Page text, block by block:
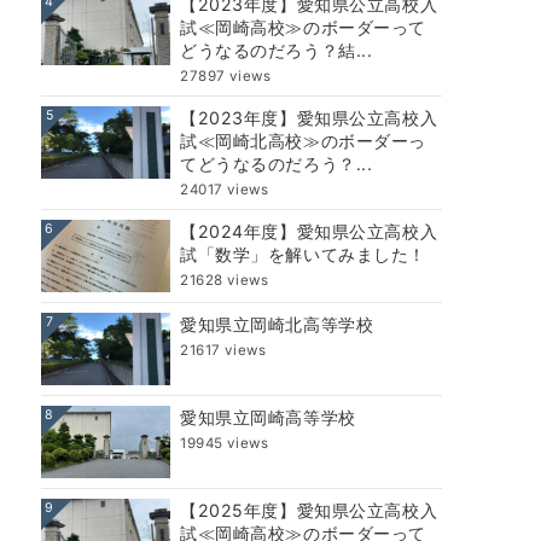
【2023年度】愛知県公立高校入
試≪岡崎高校≫のボーダーって
どうなるのだろう？結...
27897 views
5
【2023年度】愛知県公立高校入
試≪岡崎北高校≫のボーダーっ
てどうなるのだろう？...
24017 views
6
【2024年度】愛知県公立高校入
試「数学」を解いてみました！
21628 views
7 愛知県立岡崎北高等学校
21617 views
8 愛知県立岡崎高等学校
19945 views
9
【2025年度】愛知県公立高校入
試≪岡崎高校≫のボーダーって